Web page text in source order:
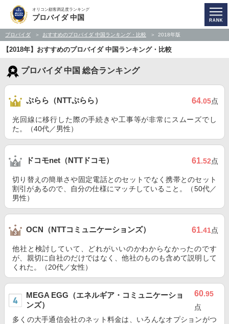
オリコン顧客満足度ランキング
プロバイダ 中国
プロバイダ おすすめのプロバイダ 中国ランキング・比較 2018年版
【2018年】おすすめのプロバイダ 中国ランキング・比較
プロバイダ 中国 総合ランキング
ぷらら（NTTぷらら） 64.05点
光回線に移行した際の手続きや工事等が非常にスムーズでし
た。（40代／男性）
ドコモnet（NTTドコモ） 61.52点
切り替えの簡単さや固定電話とのセットでなく携帯とのセット
割引があるので、自分の仕様にマッチしていること。（50代／
男性）
OCN（NTTコミュニケーションズ） 61.41点
他社と検討していて、どれがいいのかわからなかったのです
が、親切に自社のだけではなく、他社のものも含めて説明して
くれた。（20代／女性）
MEGA EGG（エネルギア・コミュニケーショ
ンズ）
60.95
点
多くの大手通信会社のネット料金は、いろんなオプションがつ